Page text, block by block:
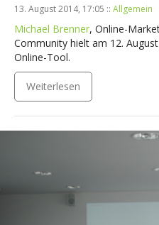
13. August 2014, 17:05 :: Allgemein
Michael Brenner, Online-
Community hielt am 12.
Online-Tool.
Weiterlesen